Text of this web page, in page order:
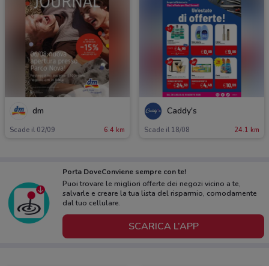
dm
Scade il 02/09 6.4 km
Caddy's
Scade il 18/08 24.1 km
Porta DoveConviene sempre con te!
Puoi trovare le migliori offerte dei negozi vicino a te,
salvarle e creare la tua lista del risparmio, comodamente
dal tuo cellulare.
SCARICA L’APP